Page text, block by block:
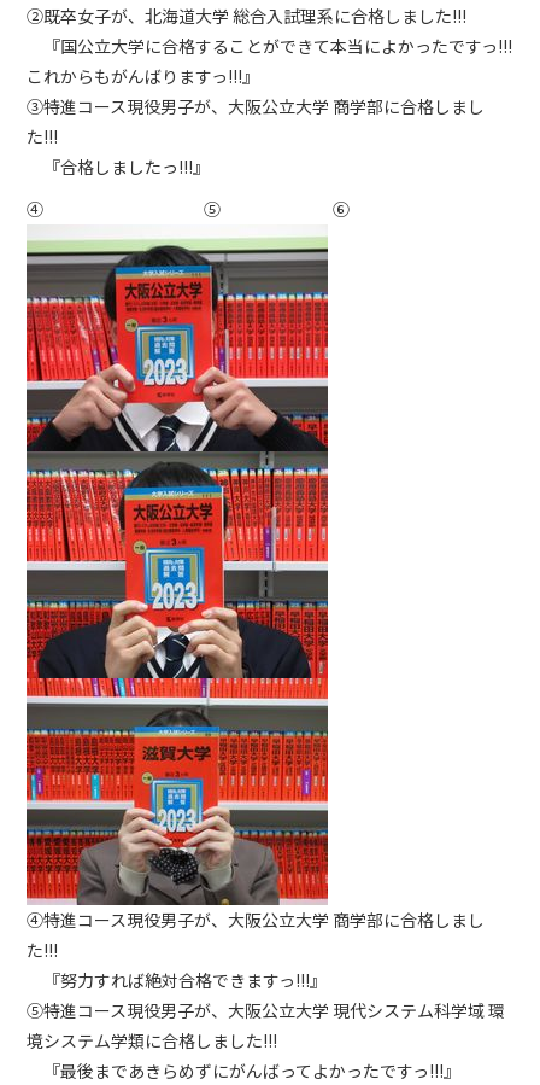
②既卒女子が、北海道大学 総合入試理系に合格しました!!!
『国公立大学に合格することができて本当によかったですっ!!!
これからもがんばりますっ!!!』
③特進コース現役男子が、大阪公立大学 商学部に合格しまし
た!!!
『合格しましたっ!!!』
④ ⑤ ⑥
④特進コース現役男子が、大阪公立大学 商学部に合格しまし
た!!!
『努力すれば絶対合格できますっ!!!』
⑤特進コース現役男子が、大阪公立大学 現代システム科学域 環
境システム学類に合格しました!!!
『最後まであきらめずにがんばってよかったですっ!!!』